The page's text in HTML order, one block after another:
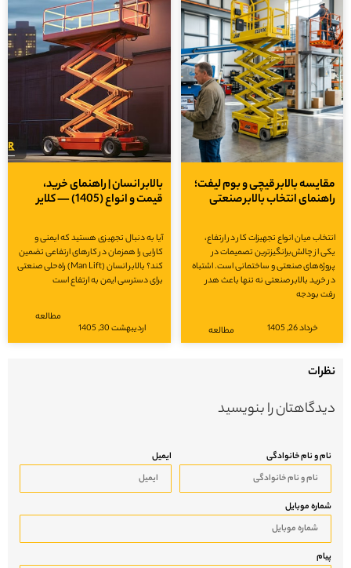
مقایسه بالابر قیچی و بوم لیفت؛
راهنمای انتخاب بالابر صنعتی
انتخاب میان انواع تجهیزات کار در ارتفاع،
یکی از چالش‌برانگیزترین تصمیمات در
پروژه‌های صنعتی و ساختمانی است. اشتباه
در خرید بالابر صنعتی نه تنها باعث هدر
رفت بودجه
مطالعه خرداد 26, 1405
بالابر انسان | راهنمای خرید،
قیمت و انواع (1405) — کلایر
آیا به دنبال تجهیزی هستید که ایمنی و
کارایی را همزمان در کارهای ارتفاعی تضمین
کند؟ بالابر انسان (Man Lift) راه‌حلی صنعتی
برای دسترسی ایمن به ارتفاع است
مطالعه
اردیبهشت 30, 1405
نظرات
دیدگاهتان را بنویسید
نام و نام خانوادگی ایمیل
شماره موبایل
پیام